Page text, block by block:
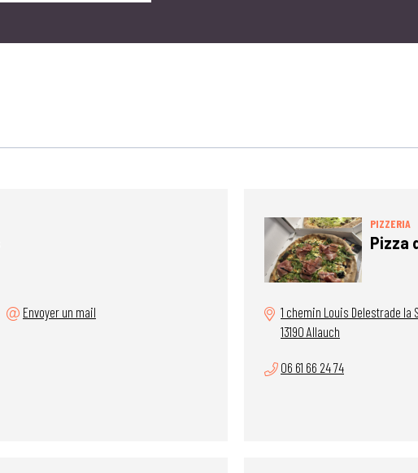
Envoyer un mail
PIZZERIA
Pizza
1 chemin Louis Delestrade la
13190 Allauch
06 61 66 24 74